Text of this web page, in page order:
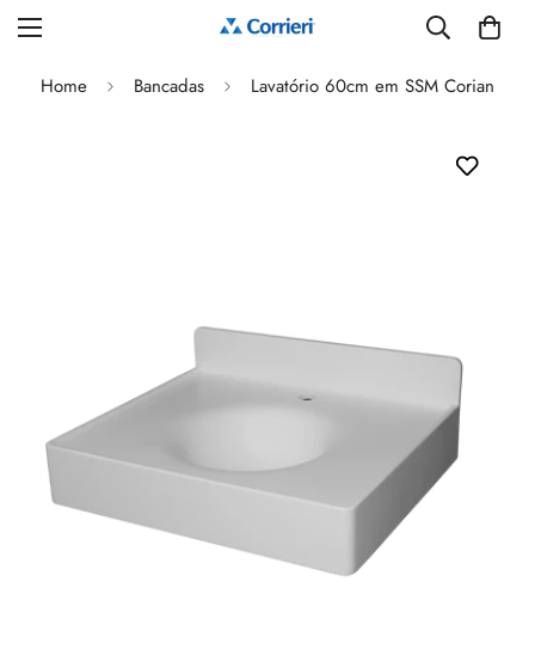
Home Bancadas Lavatório 60cm em SSM Corian